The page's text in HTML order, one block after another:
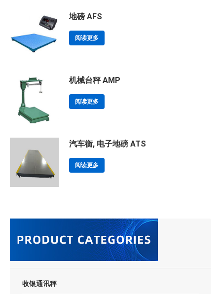
地磅 AFS
阅读更多
机械台秤 AMP
阅读更多
汽车衡, 电子地磅 ATS
阅读更多
收银通讯秤